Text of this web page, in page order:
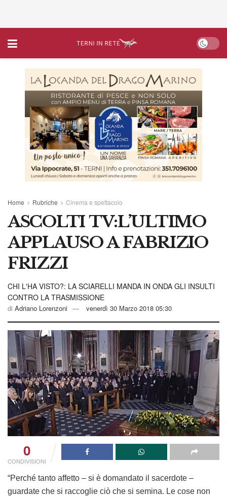
Home Rubriche Cinema e spettacolo
ASCOLTI TV:L’ULTIMO
APPLAUSO A FABRIZIO
FRIZZI
CHI L'HA VISTO?: LA SCIARELLI MANDA IN ONDA GLI INSULTI
CONTRO LA TRASMISSIONE
di Adriano Lorenzoni venerdì 30 Marzo 2018 05:30
0
CONDIVISIONI
“Perché tanto affetto – si è domandato il sacerdote –
guardate che si raccoglie ciò che si semina. Le cose non